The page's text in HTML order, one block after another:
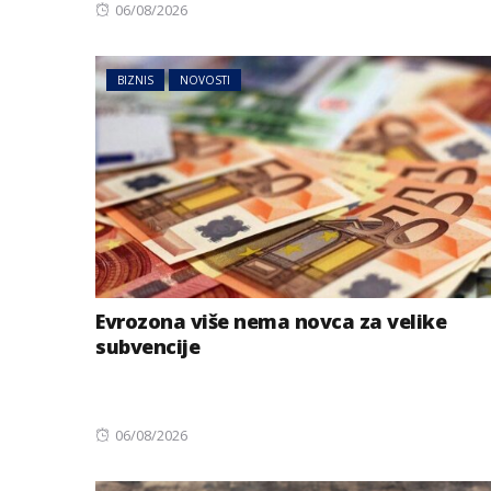
Posted
06/08/2026
BIZNIS NOVOSTI
Evrozona više nema novca za velike
subvencije
Posted
06/08/2026